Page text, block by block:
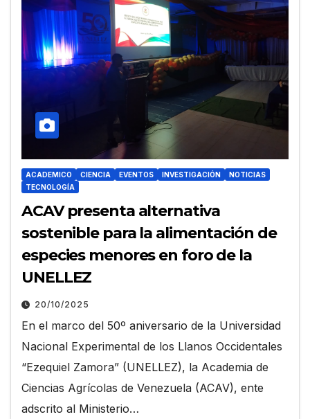
ACADEMICO CIENCIA EVENTOS INVESTIGACIÓN
NOTICIAS
TECNOLOGÍA
ACAV presenta alternativa
sostenible para la alimentación de
especies menores en foro de la
UNELLEZ
20/10/2025
En el marco del 50º aniversario de la Universidad
Nacional Experimental de los Llanos Occidentales
“Ezequiel Zamora” (UNELLEZ), la Academia de
Ciencias Agrícolas de Venezuela (ACAV), ente
adscrito al Ministerio…